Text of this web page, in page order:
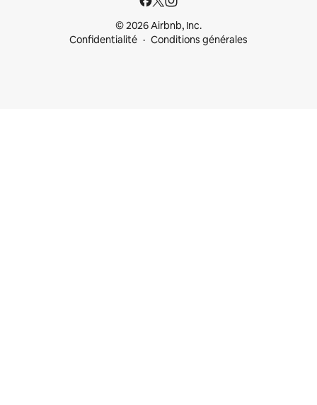
© 2026 Airbnb, Inc.
Confidentialité
Conditions générales